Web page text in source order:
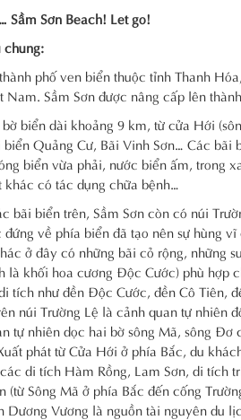
Sầm Sơn Beach! Let go!
chung:
phố ven biển thuộc tỉnh Thanh
Nam. Sầm Sơn được nâng cấp lên
bờ biển dài khoảng 9 km, từ cửa Hới
biển Quảng Cư, Bãi Vinh Sơn… Các
biển vừa phải, nước biển ấm, trong
khác có tác dụng chữa bệnh…
bãi biển trên, Sầm Sơn còn có núi
về phía biển đã tạo nên sự hùng
ở đây có những bãi cỏ rộng, những
là khối hoa cương Độc Cước) phù hợp
tích như đền Độc Cước, đền Cô Tiên,
núi Trường Lệ là cảnh quan tự nhiên
tự nhiên dọc hai bờ sông Mã, sông
phát từ Cửa Hới ở phía Bắc, du
di tích Hàm Rồng, Lam Sơn, di tích
(từ Sông Mã ở phía Bắc đến cống
Dương Vương là nguồn tài nguyên du